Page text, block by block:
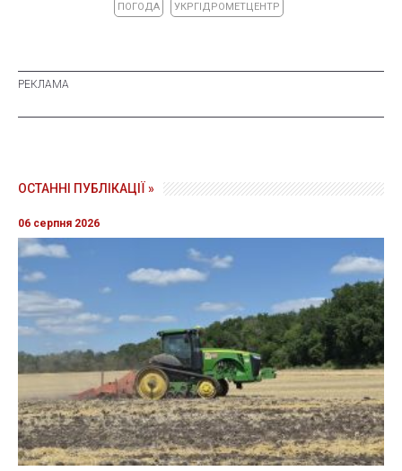
ПОГОДА УКРГІДРОМЕТЦЕНТР
ОСТАННІ ПУБЛІКАЦІЇ »
06 серпня 2026